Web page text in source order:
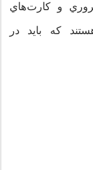
و كارت‌هاي
که باید در